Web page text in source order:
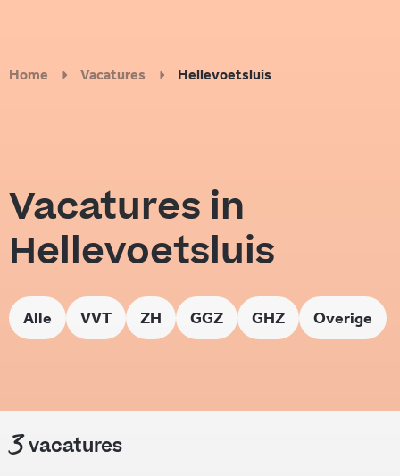
Home Vacatures Hellevoetsluis
Vacatures in
Hellevoetsluis
Alle VVT ZH GGZ GHZ Overige
3vacatures